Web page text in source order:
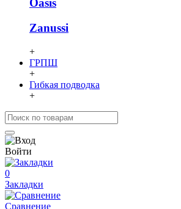
Oasis
Zanussi
+
ГРПШ
+
Гибкая подводка
+
Войти
0
Закладки
Сравнение